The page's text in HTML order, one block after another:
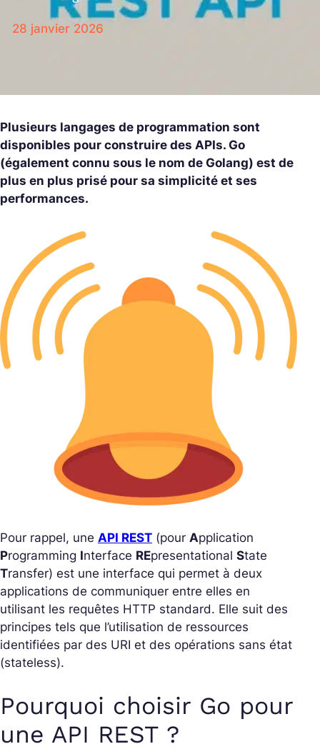
28 janvier 2026
Plusieurs langages de programmation sont
disponibles pour construire des APIs. Go
(également connu sous le nom de Golang) est de
plus en plus prisé pour sa simplicité et ses
performances.
Pour rappel, une API REST (pour Application
Programming Interface REpresentational State
Transfer) est une interface qui permet à deux
applications de communiquer entre elles en
utilisant les requêtes HTTP standard. Elle suit des
principes tels que l’utilisation de ressources
identifiées par des URI et des opérations sans état
(stateless).
Pourquoi choisir Go pour
une API REST ?